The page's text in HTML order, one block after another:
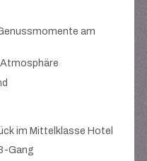
am
im Mittelklasse Hotel
Gang